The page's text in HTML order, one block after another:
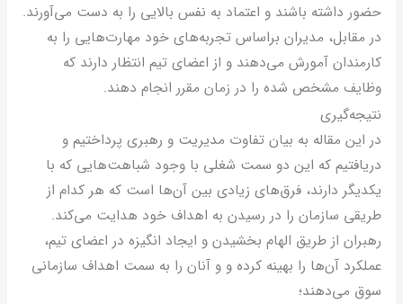
داشته باشند و اعتماد به نفس بالایی را به دست می‌آورند.
مقابل، مدیران براساس تجربه‌های خود مهارت‌هایی را به
آمورش می‌دهند و از اعضای تیم انتظار دارند که
مشخص شده را در زمان مقرر انجام دهند.
این مقاله به بیان تفاوت مدیریت و رهبری پرداختیم و
که این دو سمت شغلی با وجود شباهت‌هایی که با
دارند، فرق‌های زیادی بین آن‌ها است که هر کدام از
سازمان را در رسیدن به اهداف خود هدایت می‌کند.
از طریق الهام بخشیدن و ایجاد انگیزه در اعضای تیم،
آن‌ها را بهینه کرده و و آنان را به سمت اهداف سازمانی
می‌دهند؛